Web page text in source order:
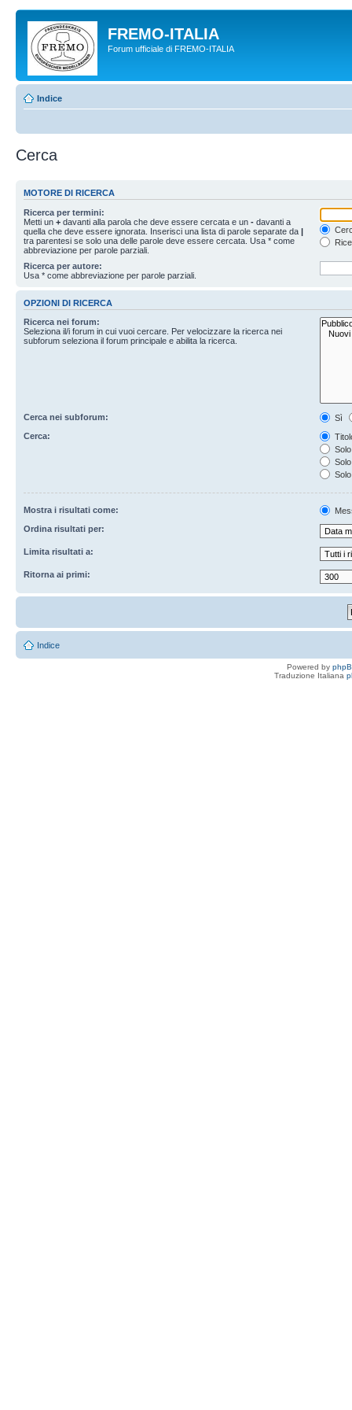
FREMO-ITALIA
Forum ufficiale di FREMO-ITALIA
Indice
Cerca
MOTORE DI RICERCA
Ricerca per termini:
Metti un + davanti alla parola che deve essere cercata e un - davanti a
quella che deve essere ignorata. Inserisci una lista di parole separate da |
tra parentesi se solo una delle parole deve essere cercata. Usa * come
abbreviazione per parole parziali.
Ricerca per autore:
Usa * come abbreviazione per parole parziali.
OPZIONI DI RICERCA
Ricerca nei forum:
Seleziona il/i forum in cui vuoi cercare. Per velocizzare la ricerca nei
subforum seleziona il forum principale e abilita la ricerca.
Cerca nei subforum:
Sì
Cerca:
Mostra i risultati come:
Ordina risultati per:
Limita risultati a:
Ritorna ai primi:
Indice
Powered by
Traduzione Italiana